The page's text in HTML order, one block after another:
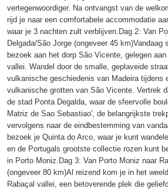
vertegenwoordiger. Na ontvangst van de
rijd je naar een comfortabele accommodatie
waar je 3 nachten zult verblijven.Dag 2: Van
Delgada/São Jorge (ongeveer 45 km)Vandaag
bezoek aan het dorp São Vicente, gelegen
vallei. Wandel door de smalle, geplaveide
vulkanische geschiedenis van Madeira tijdens
vulkanische grotten van São Vicente. Vertrek
de stad Ponta Degalda, waar de sfeervolle
Matriz de Sao Sebastiao', de belangrijkste
vervolgens naar de eindbestemming van
bezoek je Quinta do Arco, waar je kunt
en de Portugals grootste collectie rozen kunt
in Porto Moniz.Dag 3: Van Porto Moniz naar
(ongeveer 80 km)Al reizend kom je in het
Rabaçal vallei, een betoverende plek die